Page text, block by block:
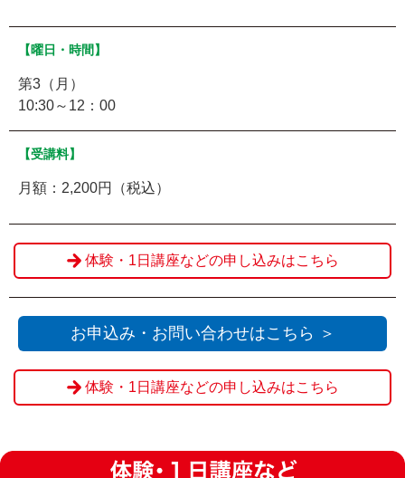
【曜日・時間】
第3（月）
10:30～12：00
【受講料】
月額：2,200円（税込）
体験・1日講座などの申し込みはこちら
お申込み・お問い合わせはこちら ＞
体験・1日講座などの申し込みはこちら